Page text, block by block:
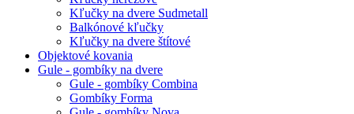
Kľučky na dvere Sudmetall
Balkónové kľučky
Kľučky na dvere štítové
Objektové kovania
Gule - gombíky na dvere
Gule - gombíky Combina
Gombíky Forma